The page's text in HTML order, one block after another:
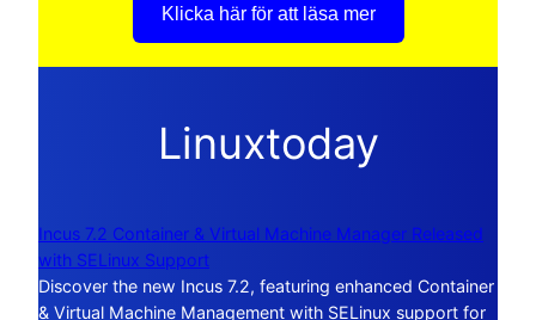
Klicka här för att läsa mer
Linuxtoday
Incus 7.2 Container & Virtual Machine Manager Released
with SELinux Support
Discover the new Incus 7.2, featuring enhanced Container
& Virtual Machine Management with SELinux support for